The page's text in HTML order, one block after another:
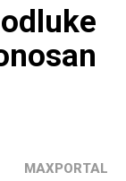
MAXPORTAL